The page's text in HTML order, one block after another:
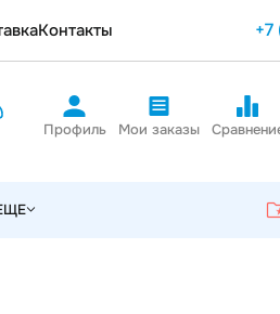
Контакты +7
Профиль Мои заказы